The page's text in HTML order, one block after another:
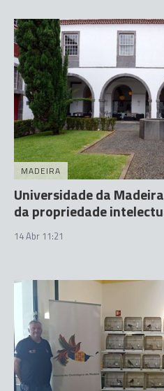
MADEIRA
Universidade da
da propriedade
14 Abr 11:21